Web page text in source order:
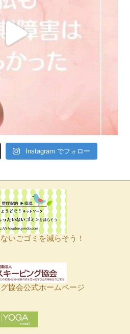
Instagram でフォロー
いごゴミを減らそう！
協会公式ホームページ